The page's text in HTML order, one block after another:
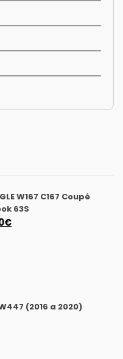
W167 C167 Coupé
63S
€O
(2016 a 2020)